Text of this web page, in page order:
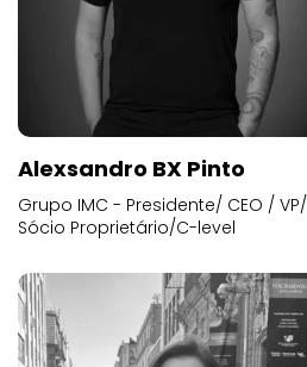
Alexsandro BX Pinto
Grupo IMC - Presidente/ CEO / VP/
Sócio Proprietário/C-level